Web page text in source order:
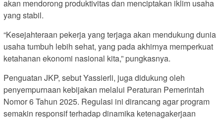
akan mendorong produktivitas dan menciptakan iklim usaha
yang stabil.
“Kesejahteraan pekerja yang terjaga akan mendukung dunia
usaha tumbuh lebih sehat, yang pada akhirnya memperkuat
ketahanan ekonomi nasional kita,” pungkasnya.
Penguatan JKP, sebut Yassierli, juga didukung oleh
penyempurnaan kebijakan melalui Peraturan Pemerintah
Nomor 6 Tahun 2025. Regulasi ini dirancang agar program
semakin responsif terhadap dinamika ketenagakerjaan